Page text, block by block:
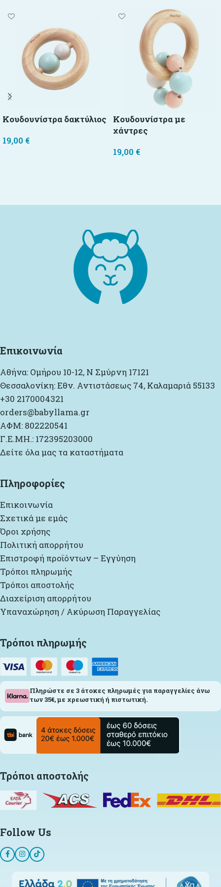
Κουδουνίστρα δακτύλιος
19,00 €
Κουδουνίστρα με
χάντρες
19,00 €
Επικοινωνία
Αθήνα: Ομήρου 10-12, Ν Σμύρνη 17121
Θεσσαλονίκη: Εθν. Αντιστάσεως 74, Καλαμαριά 55133
+30 2170004321
orders@babyllama.gr
ΑΦΜ: 802220541
Γ.Ε.ΜΗ.: 172395203000
Δείτε όλα μας τα καταστήματα
Πληροφορίες
Επικοινωνία
Σχετικά με εμάς
Όροι χρήσης
Πολιτική απορρήτου
Επιστροφή προϊόντων – Εγγύηση
Τρόποι πληρωμής
Τρόποι αποστολής
Διαχείριση απορρήτου
Υπαναχώρηση / Ακύρωση Παραγγελίας
Τρόποι πληρωμής
Πληρώστε σε 3 άτοκες πληρωμές για παραγγελίες άνω
των 35€, με χρεωστική ή πιστωτική.
Τρόποι αποστολής
Follow Us